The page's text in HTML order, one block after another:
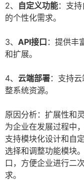
2、 自定义功能：支
的个性化需求。
3、 API接口 ：提供丰
和扩展。
4、 云端部署：支持
整系统资源。
原因分析：扩展性和
为企业在发展过程中
支持模块化设计和自
选择和调整功能模块
口，方便企业进行二
求。